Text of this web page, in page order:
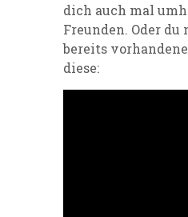
dich auch mal
Freunden. Oder
bereits
diese: